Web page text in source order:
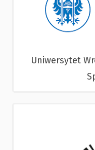
Uniwersytet